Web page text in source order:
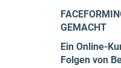
GEMACHT
Ein Online-
Folgen von